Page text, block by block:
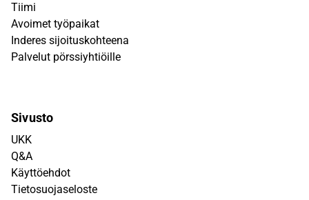
Tiimi
Avoimet työpaikat
Inderes sijoituskohteena
Palvelut pörssiyhtiöille
Sivusto
UKK
Q&A
Käyttöehdot
Tietosuojaseloste